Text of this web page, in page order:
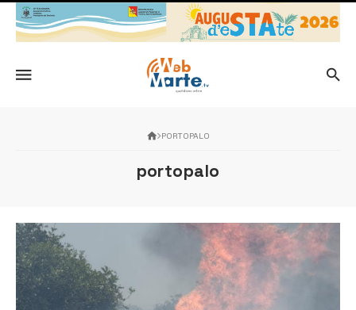
PORTOPALO
portopalo